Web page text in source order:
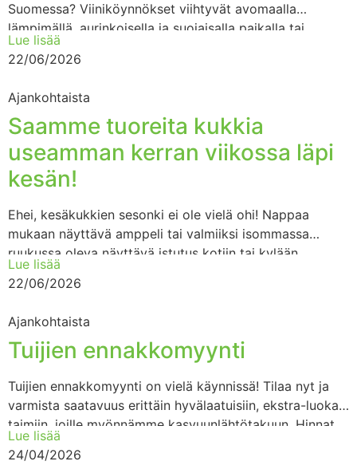
Suomessa? Viiniköynnökset viihtyvät avomaalla
lämpimällä, aurinkoisella ja suojaisalla paikalla tai
vaihtoehtoisesti kasvihuoneessa. Pihan eteläpuoli on
hyvä valinta, jotta köynnös
Lue lisää
22/06/2026
Ajankohtaista
Saamme tuoreita kukkia
useamman kerran viikossa läpi
kesän!
Ehei, kesäkukkien sesonki ei ole vielä ohi! Nappaa
mukaan näyttävä amppeli tai valmiiksi isommassa
ruukussa oleva näyttävä istutus kotiin tai kylään.
Saamme tuoreita kukkia useamman
Lue lisää
22/06/2026
Ajankohtaista
Tuijien ennakkomyynti
Tuijien ennakkomyynti on vielä käynnissä! Tilaa nyt ja
varmista saatavuus erittäin hyvälaatuisiin, ekstra-luokan
taimiin, joille myönnämme kasvuunlähtötakuun. Hinnat
ovat paakkutaimien hintoja. Tarjoushinnat ovat
voimassa niin
Lue lisää
24/04/2026